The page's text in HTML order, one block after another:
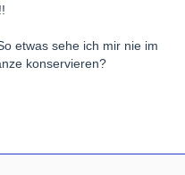
etwas sehe ich mir nie im
konservieren?